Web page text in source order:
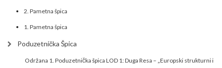
2. Pametna špica
1. Pametna špica
Poduzetnička Špica
Održana 1. Poduzetnička špica LOD 1: Duga Resa – „Europski strukturni i